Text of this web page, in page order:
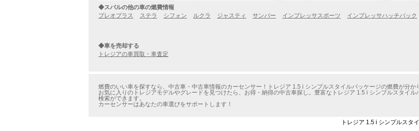
◆スバルの他の車の燃費情報
プレオプラス
ステラ シフォン ルクラ ジャスティ サンバー インプレッサスポーツ インプレッサハッチバック
◆車を売却する
トレジアの車買取・車査定
燃費のいい車を探すなら、中古車・中古車情報のカーセンサー！トレジア 1.5 i シンプルスタイルパッケージの燃費が分か
お気に入りのトレジアモデルやグレードを見つけたら、お得・納得の中古車探し。豊富なトレジア 1.5 i シンプルスタイ
検索ができます。
カーセンサーはあなたの車選びをサポートします！
トレジア 1.5 i シンプルスタ